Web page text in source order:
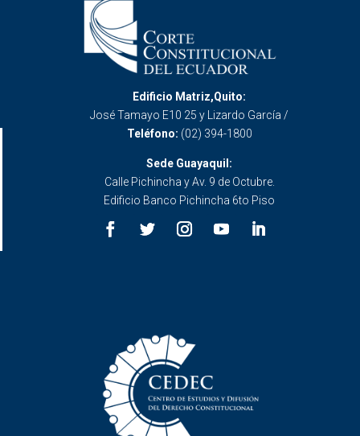
Edificio Matriz,Quito:
José Tamayo E10 25 y Lizardo García /
Teléfono: (02) 394-1800
Sede Guayaquil:
Calle Pichincha y Av. 9 de Octubre.
Edificio Banco Pichincha 6to Piso